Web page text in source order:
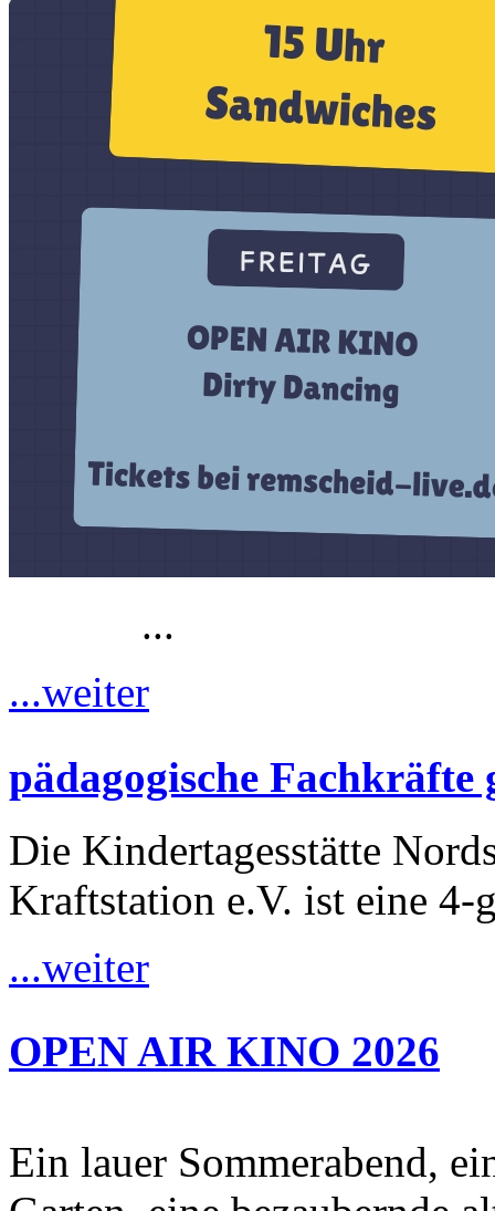
...
...weiter
pädagogische Fachkräfte
Die Kindertagesstätte
Kraftstation e.V. ist eine
...weiter
OPEN AIR KINO 2026
Ein lauer Sommerabend,